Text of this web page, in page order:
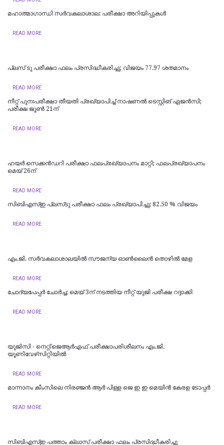
മഹാത്മാഗാന്ധി സർവകലാശാല: പരീക്ഷാ അറിയിപ്പുകൾ
READ MORE
പ്ലസ് ടു പരീക്ഷാ ഫലം പ്രസിദ്ധീകരിച്ചു; വിജയം 77.97 ശതമാനം
READ MORE
നീറ്റ് പുനഃപരീക്ഷാ തീയതി പ്രഖ്യാപിച്ച് നാഷണൽ ടെസ്റ്റിങ് ഏജൻസി;
പരീക്ഷ ജൂൺ 21ന്
READ MORE
ഹയർ സെക്കൻഡറി പരീക്ഷാ ഫലപ്രഖ്യാപനം മാറ്റി; ഫലപ്രഖ്യാപനം
മെയ് 26ന്
READ MORE
സിബിഎസ്ഇ പ്ലസ്‌ടു പരീക്ഷാ ഫലം പ്രഖ്യാപിച്ചു; 82.50 % വിജയം
READ MORE
എം.ജി. സർവകലാശാലയിൽ സൗജന്യ ഓണ്‍ലൈന്‍ തൊഴില്‍ മേള
READ MORE
ചോദ്യപേപ്പര്‍ ചോര്‍ച്ച; മെയ് 3ന് നടത്തിയ നീറ്റ് യുജി പരീക്ഷ റദ്ദാക്കി
READ MORE
യുജിസി - നെറ്റ്/ജെആർഎഫ് പരീക്ഷാപരിശീലനം എം.ജി.
യൂണിവേഴ്‌സിറ്റിയില്‍
READ MORE
മാന്നാനം കീംസിലെ നിരഞ്ജൻ ആർ പിള്ള ജെ ഇ ഇ മെയിൻ കേരള ടോപ്പർ
READ MORE
സിബിഎസ്ഇ പത്താം ക്ലാസ് പരീക്ഷാ ഫലം പ്രസിദ്ധീകരിച്ചു